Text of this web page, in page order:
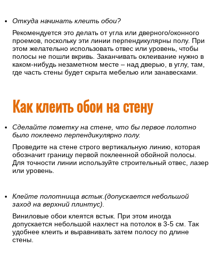
Откуда начинать клеить обои?
Рекомендуется это делать от угла или дверного/оконного
проемов, поскольку эти линии перпендикулярны полу. При
этом желательно использовать отвес или уровень, чтобы
полосы не пошли вкривь. Заканчивать оклеивание нужно в
каком-нибудь незаметном месте – над дверью, в углу, там,
где часть стены будет скрыта мебелью или занавесками.
Как клеить обои на стену
Сделайте пометку на стене, что бы первое полотно
было поклеено перпендикулярно полу.
Проведите на стене строго вертикальную линию, которая
обозначит границу первой поклеенной обойной полосы.
Для точности линии используйте строительный отвес, лазер
или уровень.
Клейте полотнища встык.(допускается небольшой
заход на верхний плинтус).
Виниловые обои клеятся встык. При этом иногда
допускается небольшой нахлест на потолок в 3-5 см. Так
удобнее клеить и выравнивать затем полосу по длине
стены.